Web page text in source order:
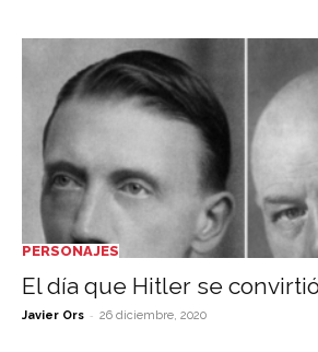
PERSONAJES
El día que Hitler se
Javier Ors - 26 diciembre, 2020